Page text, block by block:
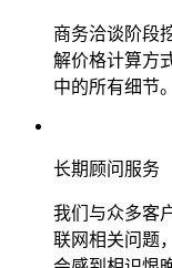
商务洽谈阶段
解价格计算方
中的所有细节。
长期顾问服务
我们与众多客
联网相关问题